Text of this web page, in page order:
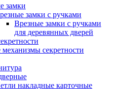
замки
замки с ручками
Врезные замки с ручками
для деревянных дверей
секретности
накладные карточные